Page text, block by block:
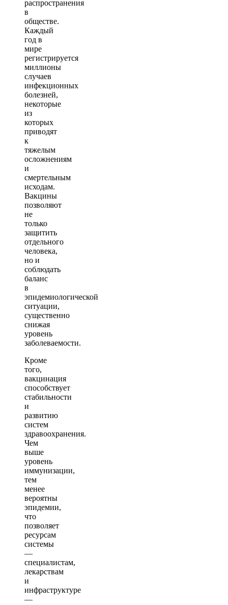
распространения
в
обществе.
Каждый
год в
мире
регистрируется
миллионы
случаев
инфекционных
болезней,
некоторые
из
которых
приводят
к
тяжелым
осложнениям
и
смертельным
исходам.
Вакцины
позволяют
не
только
защитить
отдельного
человека,
но и
соблюдать
баланс
в
эпидемиологической
ситуации,
существенно
снижая
уровень
заболеваемости.
Кроме
того,
вакцинация
способствует
стабильности
и
развитию
систем
здравоохранения.
Чем
выше
уровень
иммунизации,
тем
менее
вероятны
эпидемии,
что
позволяет
ресурсам
системы
—
специалистам,
лекарствам
и
инфраструктуре
—